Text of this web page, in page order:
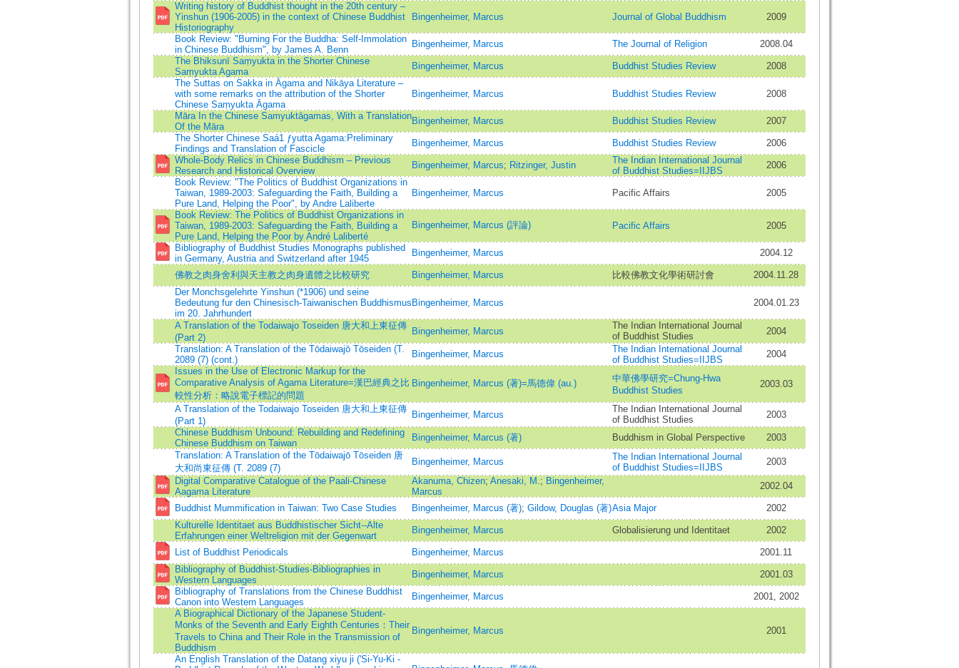
Writing history of Buddhist thought in the 20th century –
Yinshun (1906-2005) in the context of Chinese Buddhist
Historiography
Bingenheimer, Marcus Journal of Global Buddhism 2009
Book Review: "Burning For the Buddha: Self-Immolation
in Chinese Buddhism", by James A. Benn
Bingenheimer, Marcus The Journal of Religion
2008.04
The Bhiksunī Saṃyukta in the Shorter Chinese
Saṃyukta Agama
Bingenheimer, Marcus Buddhist Studies Review
2008
The Suttas on Sakka in Āgama and Nikāya Literature –
with some remarks on the attribution of the Shorter
Chinese Saṃyukta Āgama
Bingenheimer, Marcus Buddhist Studies Review 2008
Māra In the Chinese Samyuktāgamas, With a Translation
Of the Māra
Bingenheimer, Marcus Buddhist Studies Review
2007
The Shorter Chinese Saá1 ƒyutta Agama:Preliminary
Findings and Translation of Fascicle
Bingenheimer, Marcus Buddhist Studies Review
2006
Whole-Body Relics in Chinese Buddhism – Previous
Research and Historical Overview
Bingenheimer, Marcus; Ritzinger, Justin
The Indian International Journal
of Buddhist Studies=IIJBS
2006
Book Review: "The Politics of Buddhist Organizations in
Taiwan, 1989-2003: Safeguarding the Faith, Building a
Pure Land, Helping the Poor", by Andre Laliberte
Bingenheimer, Marcus Pacific Affairs 2005
Book Review: The Politics of Buddhist Organizations in
Taiwan, 1989-2003: Safeguarding the Faith, Building a
Pure Land, Helping the Poor by André Laliberté
Bingenheimer, Marcus (評論) Pacific Affairs 2005
Bibliography of Buddhist Studies Monographs published
in Germany, Austria and Switzerland after 1945
Bingenheimer, Marcus 2004.12
佛教之肉身舍利與天主教之肉身遺體之比較研究 Bingenheimer, Marcus 比較佛教文化學術研討會
2004.11.28
Der Monchsgelehrte Yinshun (*1906) und seine
Bedeutung fur den Chinesisch-Taiwanischen Buddhismus
im 20. Jahrhundert
Bingenheimer, Marcus 2004.01.23
A Translation of the Todaiwajo Toseiden 唐大和上東征傳
(Part 2)
Bingenheimer, Marcus
The Indian International Journal
of Buddhist Studies
2004
Translation: A Translation of the Tōdaiwajō Tōseiden (T.
2089 (7) (cont.)
Bingenheimer, Marcus
The Indian International Journal
of Buddhist Studies=IIJBS
2004
Issues in the Use of Electronic Markup for the
Comparative Analysis of Agama Literature=漢巴經典之比
較性分析：略說電子標記的問題
Bingenheimer, Marcus (著)=馬德偉 (au.)
中華佛學研究=Chung-Hwa
Buddhist Studies
2003.03
A Translation of the Todaiwajo Toseiden 唐大和上東征傳
(Part 1)
Bingenheimer, Marcus
The Indian International Journal
of Buddhist Studies
2003
Chinese Buddhism Unbound: Rebuilding and Redefining
Chinese Buddhism on Taiwan
Bingenheimer, Marcus (著) Buddhism in Global Perspective
2003
Translation: A Translation of the Tōdaiwajō Tōseiden 唐
大和尚東征傳 (T. 2089 (7)
Bingenheimer, Marcus
The Indian International Journal
of Buddhist Studies=IIJBS
2003
Digital Comparative Catalogue of the Paali-Chinese
Aagama Literature
Akanuma, Chizen; Anesaki, M.; Bingenheimer,
Marcus
2002.04
Buddhist Mummification in Taiwan: Two Case Studies Bingenheimer, Marcus (著); Gildow, Douglas (著)Asia Major
2002
Kulturelle Identitaet aus Buddhistischer Sicht--Alte
Erfahrungen einer Weltreligion mit der Gegenwart
Bingenheimer, Marcus Globalisierung und Identitaet 2002
List of Buddhist Periodicals Bingenheimer, Marcus
2001.11
Bibliography of Buddhist-Studies-Bibliographies in
Western Languages
Bingenheimer, Marcus
2001.03
Bibliography of Translations from the Chinese Buddhist
Canon into Western Languages
Bingenheimer, Marcus
2001, 2002
A Biographical Dictionary of the Japanese Student-
Monks of the Seventh and Early Eighth Centuries：Their
Travels to China and Their Role in the Transmission of
Buddhism
Bingenheimer, Marcus 2001
An English Translation of the Datang xiyu ji ('Si-Yu-Ki -